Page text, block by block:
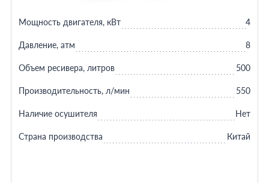
Мощность двигателя, кВт 4
Давление, атм 8
Объем ресивера, литров 500
Производительность, л/мин 550
Наличие осушителя Нет
Страна производства Китай